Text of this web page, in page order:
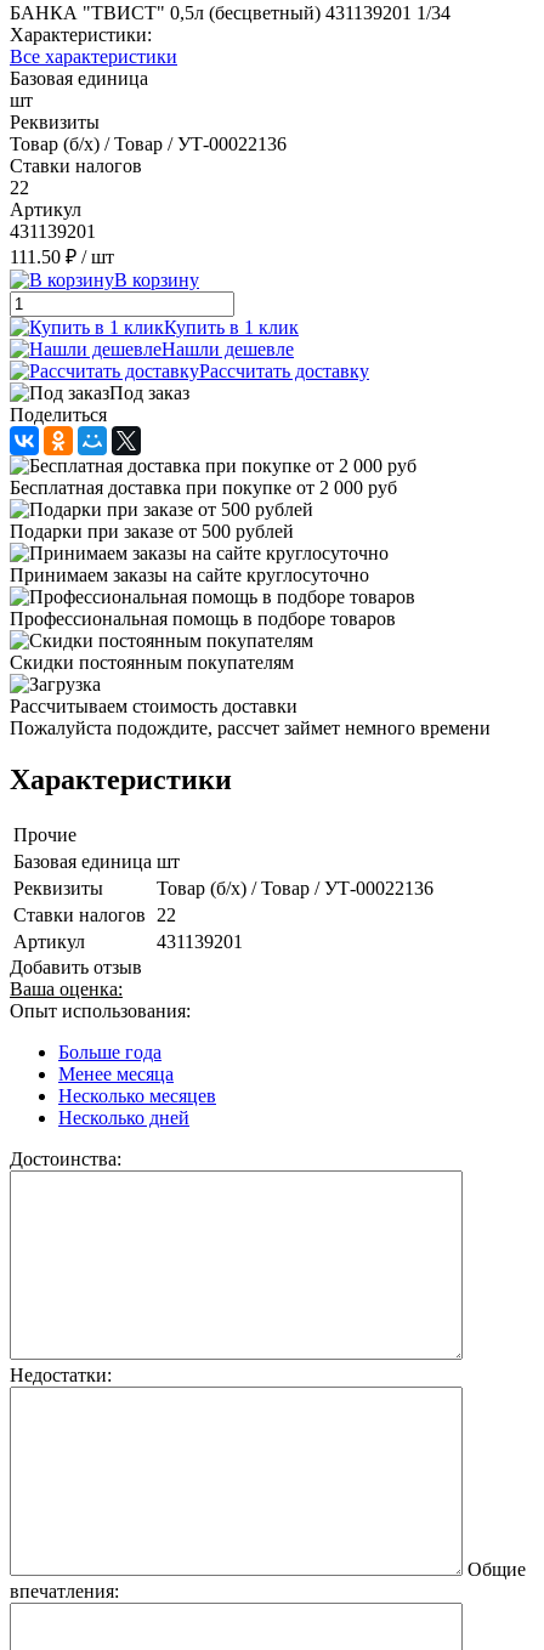
БАНКА "ТВИСТ" 0,5л (бесцветный) 431139201 1/34
Характеристики:
Все характеристики
Базовая единица
шт
Реквизиты
Товар (б/х) / Товар / УТ-00022136
Ставки налогов
22
Артикул
431139201
111.50 ₽ / шт
В корзину
Купить в 1 клик
Нашли дешевле
Рассчитать доставку
Под заказ
Поделиться
Бесплатная доставка при покупке от 2 000 руб
Подарки при заказе от 500 рублей
Принимаем заказы на сайте круглосуточно
Профессиональная помощь в подборе товаров
Скидки постоянным покупателям
Рассчитываем стоимость доставки
Пожалуйста подождите, рассчет займет немного времени
Характеристики
Прочие
Базовая единица шт
Реквизиты
Товар (б/х) / Товар / УТ-00022136
Ставки налогов
22
Артикул
431139201
Добавить отзыв
Ваша оценка:
Опыт использования:
Больше года
Менее месяца
Несколько месяцев
Несколько дней
Достоинства:
Недостатки:
Общие
впечатления: